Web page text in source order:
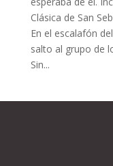
Clásica de San
En el escalafón
salto al grupo de
Sin...